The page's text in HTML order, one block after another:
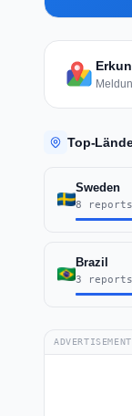
Top-
Sweden
8 reports
Brazil
3 reports
ADVERTISEMENT